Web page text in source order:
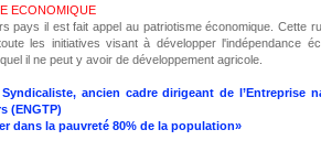
ECONOMIQUE
pays il est fait appel au patriotisme économique. Cette
les initiatives visant à développer l'indépendance
il ne peut y avoir de développement agricole.
ancien cadre dirigeant de l’Entreprise
(ENGTP)
dans la pauvreté 80% de la population»